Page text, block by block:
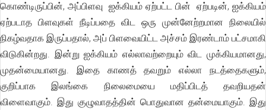
கொண்டிருப்பின், அப்பிளவு ஐக்கியம் ஏற்பட்ட பின் ஏற்படின், ஐக்கியம்
ஏற்படாத பிளவுகள் நீடிப்பதை விட ஒரு முன்னேற்றமான நிலையில்
நிகழ்வதாக இருப்பதால், அப் பிளவையிட்ட அச்சம் இரண்டாம் பட்சமாகி
விடுகின்றது. இன்று ஐக்கியம் எல்லாவற்றையும் விட முக்கியமானது,
முதன்மையானது. இதை காணத் தவறும் எல்லா நடத்தைகளும்,
குறிப்பாக இலங்கை நிலைமையை மதிப்பிடத் தவறியதன்
விளைவாகும். இது குழுவாதத்தின் பொதுவான தன்மையாகும். இது